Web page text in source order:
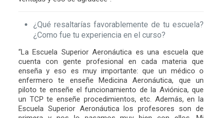
¿Qué resaltarías favorablemente de tu escuela?
¿Como fue tu experiencia en el curso?
“LaEscuela Superior Aeronáutica es una escuela que
cuenta con gente profesional en cada materia que
enseña y eso es muy importante: que un médico o
enfermero te enseñe Medicina Aeronáutica, que un
piloto te enseñe el funcionamiento de la Aviónica, que
un TCP te enseñe procedimientos, etc. Además, en la
Escuela Superior Aeronáutica los profesores son de